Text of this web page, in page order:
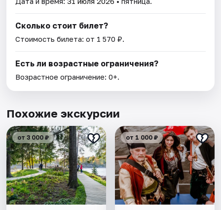
Сколько стоит билет?
Стоимость билета: от 1 570 ₽.
Есть ли возрастные ограничения?
Возрастное ограничение: 0+.
Похожие экскурсии
от 3 000 ₽ от 1 000 ₽